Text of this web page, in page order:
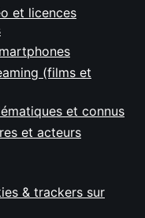
et licences
(films et
et connus
et acteurs
& trackers sur